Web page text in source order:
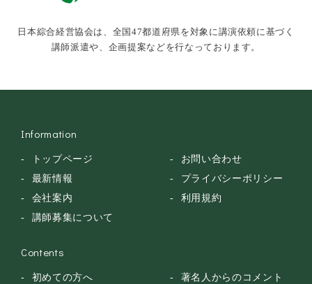
落語・講談・色物
安全大会
日本綜合経営協会は、全国47都道府県を対象に講演依頼に基づく
講師派遣や、企画提案などを行なっております。
Information
トップページ
最新情報
会社案内
講師募集について
お問い合わせ
プライバシーポリシー
利用規約
Contents
初めての方へ 著名人からのコメント